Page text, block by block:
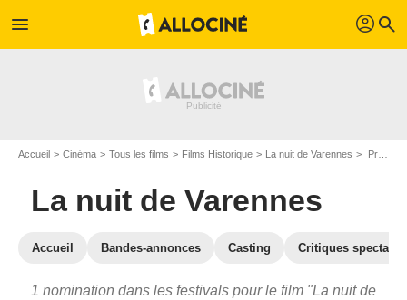
menu profil search
Accueil Cinéma Tous les films Films Historique La nuit de Varennes Prix et nominations pour La nuit de Varennes
La nuit de Varennes
Accueil Bandes-annonces Casting Critiques
1 nomination dans les festivals pour le film "La nuit de